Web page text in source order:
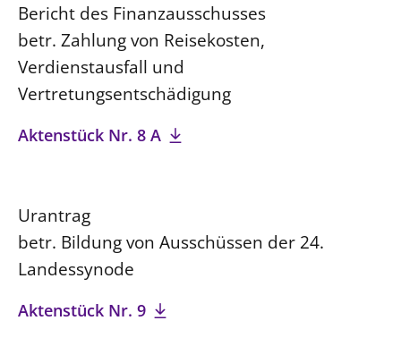
Bericht des Finanzausschusses
betr. Zahlung von Reisekosten,
Verdienstausfall und
Vertretungsentschädigung
Aktenstück Nr. 8 A
Urantrag
betr. Bildung von Ausschüssen der 24.
Landessynode
Aktenstück Nr. 9